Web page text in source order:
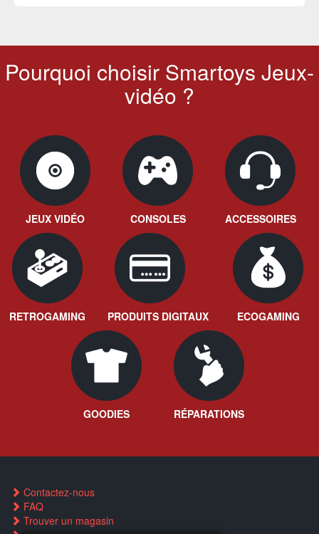
Pourquoi choisir Smartoys Jeux-
vidéo ?
JEUX VIDÉO CONSOLES ACCESSOIRES
RETROGAMING PRODUITS DIGITAUX ECOGAMING
GOODIES RÉPARATIONS
Contactez-nous
FAQ
Trouver un magasin